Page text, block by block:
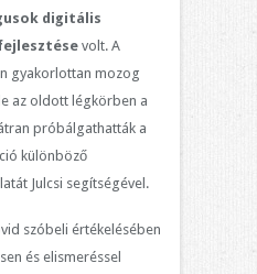
digitális
volt. A
gyakorlottan mozog
az oldott légkörben a
próbálgathatták a
különböző
Julcsi segítségével.
szóbeli értékelésében
és elismeréssel